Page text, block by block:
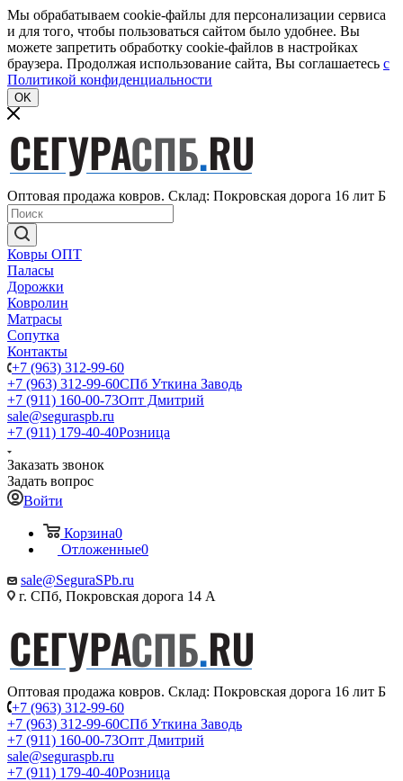
Мы обрабатываем cookie-файлы для персонализации сервиса
и для того, чтобы пользоваться сайтом было удобнее. Вы
можете запретить обработку cookie-файлов в настройках
браузера. Продолжая использование сайта, Вы соглашаетесь c
Политикой конфиденциальности
OK
Оптовая продажа ковров. Склад: Покровская дорога 16 лит Б
Ковры ОПТ
Паласы
Дорожки
Ковролин
Матрасы
Сопутка
Контакты
+7 (963) 312-99-60
+7 (963) 312-99-60СПб Уткина Заводь
+7 (911) 160-00-73Опт Дмитрий
sale@seguraspb.ru
+7 (911) 179-40-40Розница
Заказать звонок
Задать вопрос
Войти
Корзина0
Отложенные0
sale@SeguraSPb.ru
г. СПб, Покровская дорога 14 А
Оптовая продажа ковров. Склад: Покровская дорога 16 лит Б
+7 (963) 312-99-60
+7 (963) 312-99-60СПб Уткина Заводь
+7 (911) 160-00-73Опт Дмитрий
sale@seguraspb.ru
+7 (911) 179-40-40Розница